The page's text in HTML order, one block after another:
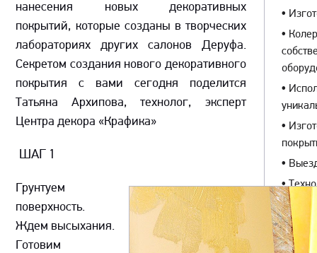
нанесения новых декоративных
покрытий, которые созданы в творческих
лабораториях других салонов Деруфа.
Секретом создания нового декоративного
покрытия с вами сегодня поделится
Татьяна Архипова, технолог, эксперт
Центра декора «Крафика»
ШАГ 1
Грунтуем
поверхность.
Ждем высыхания.
Готовим
•
•
•
•
•
•
•
штор;